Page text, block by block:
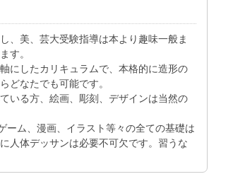
、美、芸大受験指導は本より趣味一般ま
す。
にしたカリキュラムで、本格的に造形の
どなたでも可能です。
いる方、絵画、彫刻、デザインは当然の
ーム、漫画、イラスト等々の全ての基礎は
人体デッサンは必要不可欠です。習うな